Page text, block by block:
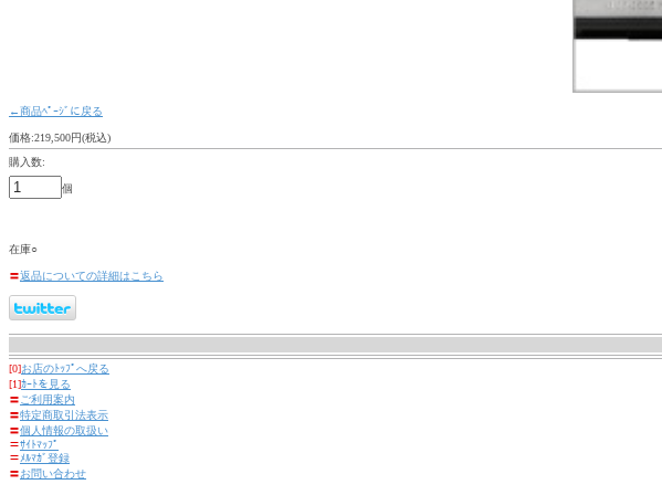
←商品ﾍﾟｰｼﾞに戻る
価格:219,500円(税込)
購入数:
個
在庫○
〓返品についての詳細はこちら
[0]お店のﾄｯﾌﾟへ戻る
[1]ｶｰﾄを見る
〓ご利用案内
〓特定商取引法表示
〓個人情報の取扱い
〓ｻｲﾄﾏｯﾌﾟ
〓ﾒﾙﾏｶﾞ登録
〓お問い合わせ